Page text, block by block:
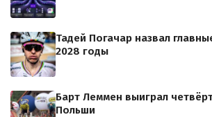
Тадей Погачар назвал
2028 годы
Барт Леммен выиграл
Польши